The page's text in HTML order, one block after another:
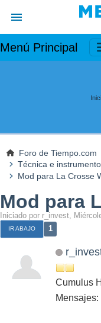
Menú Principal
Foro de Tiempo.com
Técnica e
Mod para La Crosse
Mod para
Iniciado por r_invest,
IR ABAJO 1
Cumulus
Mensajes: